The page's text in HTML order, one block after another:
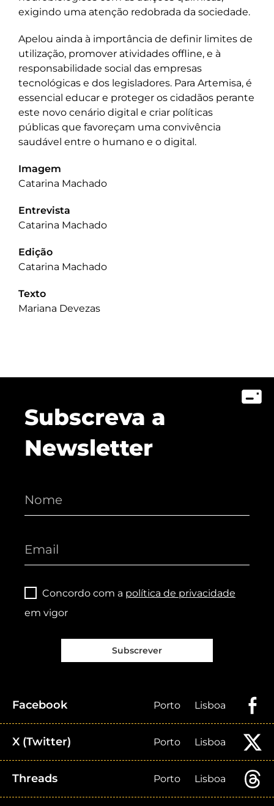
exigindo uma atenção redobrada da sociedade.
Apelou ainda à importância de definir limites de
utilização, promover atividades offline, e à
responsabilidade social das empresas
tecnológicas e dos legisladores. Para Artemisa, é
essencial educar e proteger os cidadãos perante
este novo cenário digital e criar políticas
públicas que favoreçam uma convivência
saudável entre o humano e o digital.
Imagem
Catarina Machado
Entrevista
Catarina Machado
Edição
Catarina Machado
Texto
Mariana Devezas
Subscreva a
Newsletter
Concordo com a política de privacidade
em vigor
Subscrever
Facebook Porto Lisboa
X (Twitter) Porto Lisboa
Threads Porto Lisboa